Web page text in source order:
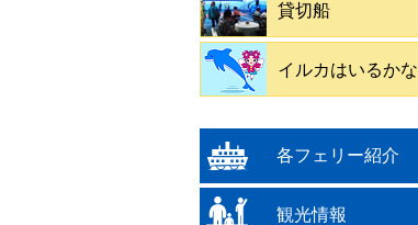
貸切船
イルカはいるかな
各フェリー紹介
観光情報